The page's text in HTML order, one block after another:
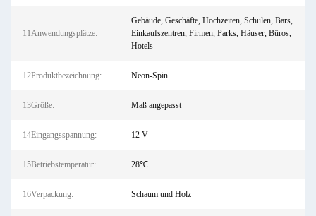
11Anwendungsplätze:
Gebäude, Geschäfte, Hochzeiten, Schulen, Bars,
Einkaufszentren, Firmen, Parks, Häuser, Büros,
Hotels
12Produktbezeichnung: Neon-Spin
13Größe: Maß angepasst
14Eingangsspannung: 12 V
15Betriebstemperatur: 28℃
16Verpackung: Schaum und Holz